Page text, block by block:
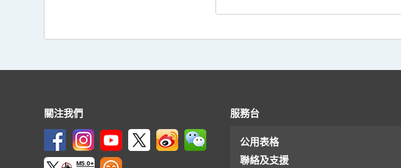
關注我們
M5.0+
服務台
公用表格
聯絡及支援